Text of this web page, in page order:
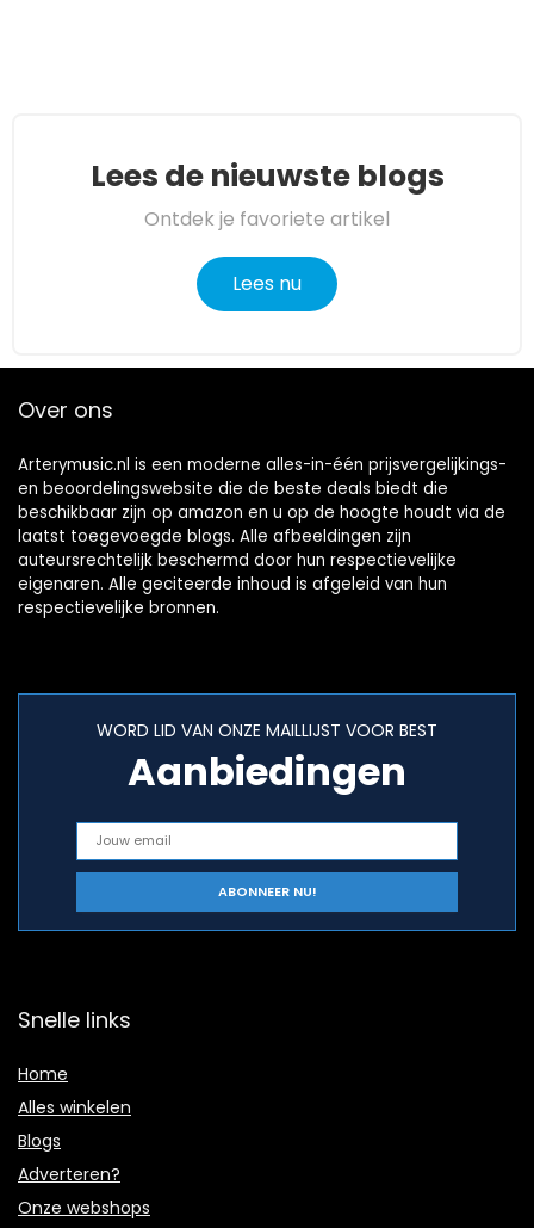
Lees de nieuwste blogs
Ontdek je favoriete artikel
Lees nu
Over ons
Arterymusic.nl is een moderne alles-in-één prijsvergelijkings-
en beoordelingswebsite die de beste deals biedt die
beschikbaar zijn op amazon en u op de hoogte houdt via de
laatst toegevoegde blogs. Alle afbeeldingen zijn
auteursrechtelijk beschermd door hun respectievelijke
eigenaren. Alle geciteerde inhoud is afgeleid van hun
respectievelijke bronnen.
WORD LID VAN ONZE MAILLIJST VOOR BEST
Aanbiedingen
Snelle links
Home
Alles winkelen
Blogs
Adverteren?
Onze webshops